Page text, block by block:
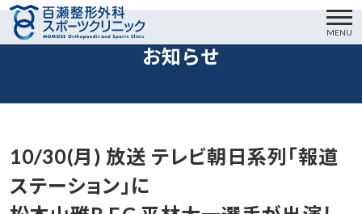
MENU
お知らせ
10/30(月) 放送 テレビ朝日系列「報道
ステーション」に